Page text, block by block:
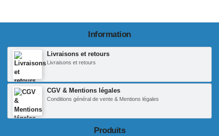
Information
Livraisons et retours
Livraisons et retours
CGV & Mentions légales
Conditions général de vente & Mentions légales
Produits